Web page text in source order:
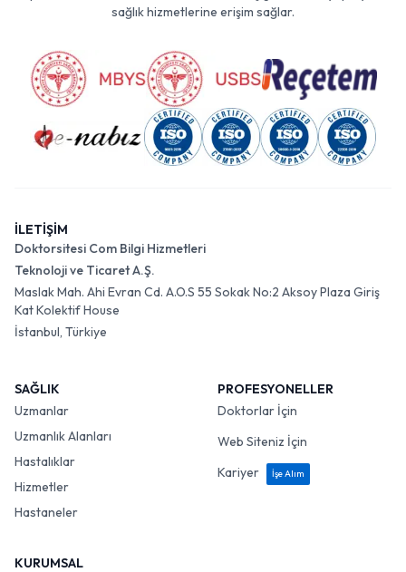
sağlık hizmetlerine erişim sağlar.
İLETİŞİM
Doktorsitesi Com Bilgi Hizmetleri
Teknoloji ve Ticaret A.Ş.
Maslak Mah. Ahi Evran Cd. A.O.S 55 Sokak No:2 Aksoy Plaza Giriş
Kat Kolektif House
İstanbul, Türkiye
SAĞLIK
Uzmanlar
Uzmanlık Alanları
Hastalıklar
Hizmetler
Hastaneler
PROFESYONELLER
Doktorlar İçin
Web Siteniz İçin
Kariyer
İşe Alım
KURUMSAL